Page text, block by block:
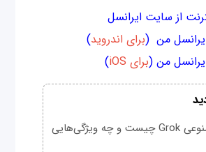
از سایت ایرانسل
من (برای اندروید)
من (برای iOS )
هوش مصنوعی Grok چیست و چه ویژگی‌هایی